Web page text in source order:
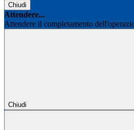
Chiudi
Attendere...
Attendere il completamento
Chiudi